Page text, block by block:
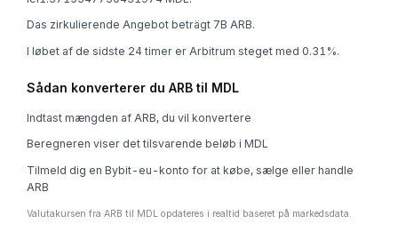
Das zirkulierende Angebot beträgt 7B ARB.
I løbet af de sidste 24 timer er Arbitrum steget med 0.31%.
Sådan konverterer du ARB til MDL
Indtast mængden af ARB, du vil konvertere
Beregneren viser det tilsvarende beløb i MDL
Tilmeld dig en Bybit-eu-konto for at købe, sælge eller handle
ARB
Valutakursen fra ARB til MDL opdateres i realtid baseret på markedsdata.